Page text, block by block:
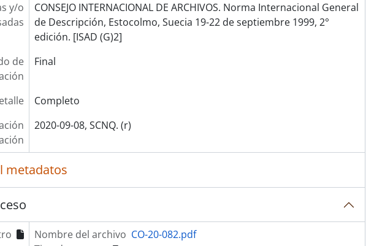
y/o
CONSEJO INTERNACIONAL DE ARCHIVOS. Norma Internacional General
de Descripción, Estocolmo, Suecia 19-22 de septiembre 1999, 2°
edición. [ISAD (G)2]
de
Final
Completo
2020-09-08, SCNQ. (r)
metadatos
Nombre del archivo CO-20-082.pdf